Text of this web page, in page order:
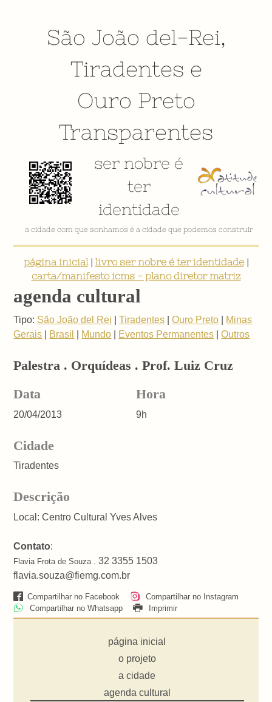
São João del-Rei,
Tiradentes e
Ouro Preto
Transparentes
ser nobre é
ter
identidade
a cidade com que sonhamos é a cidade que podemos construir
página inicial| livro ser nobre é ter identidade|
carta/manifesto icms - plano diretor matriz
agenda cultural
Tipo: São João del Rei |Tiradentes |Ouro Preto
Minas
Gerais
Brasil Mundo Eventos Permanentes |Outros
Palestra . Orquídeas . Prof. Luiz Cruz
Data
20/04/2013
Hora
9h
Cidade
Tiradentes
Descrição
Local: Centro Cultural Yves Alves
Contato:
Flavia Frota de Souza .32 3355 1503
flavia.souza@fiemg.com.br
Compartilhar no Facebook
Compartilhar no Instagram
Compartilhar no Whatsapp
Imprimir
página inicial
o projeto
a cidade
agenda cultural